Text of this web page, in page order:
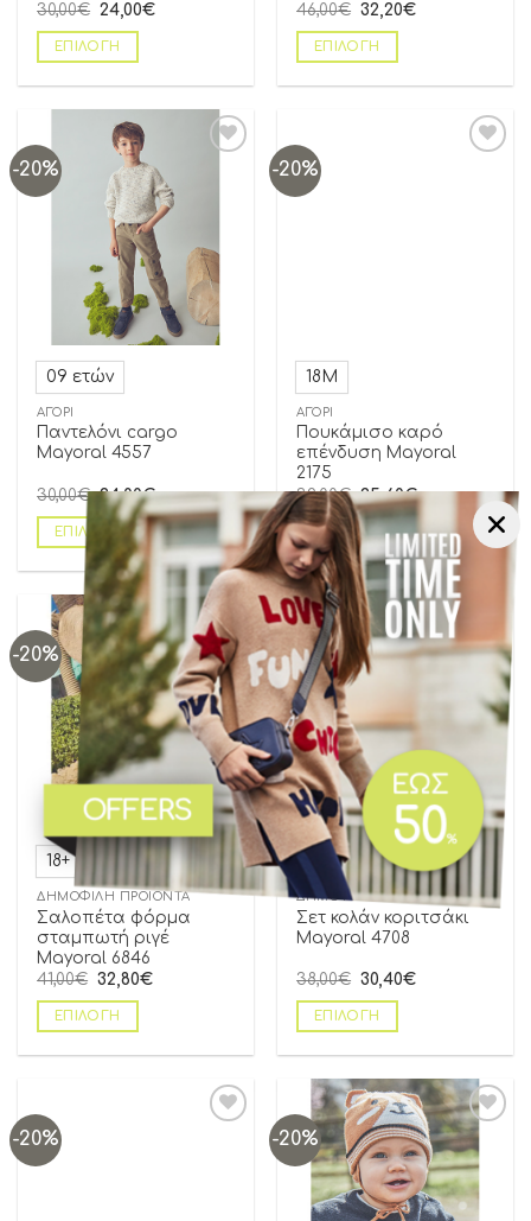
30,00€ 24,00€
ΕΠΙΛΟΓΉ
46,00€ 32,20€
ΕΠΙΛΟΓΉ
-20%
09 ετών
ΑΓΌΡΙ
Παντελόνι cargo
Mayoral 4557
30,00€ 24,00€
ΕΠΙΛΟΓΉ
-20%
18Μ
ΑΓΌΡΙ
Πουκάμισο καρό
επένδυση Mayoral
2175
32,00€ 25,60€
ΕΠΙΛΟΓΉ
-20%
Add to
wishlist
18+
ΔΗΜΟΦΙΛΗ ΠΡΟΪΟΝΤΑ
Σαλοπέτα φόρμα
σταμπωτή ριγέ
Mayoral 6846
41,00€ 32,80€
ΕΠΙΛΟΓΉ
-20%
Add to
wishlist
04 ετών
ΔΗΜΟΦΙΛΗ ΠΡΟΪΟΝΤΑ
Σετ κολάν κοριτσάκι
Mayoral 4708
38,00€ 30,40€
ΕΠΙΛΟΓΉ
-20% -20%
Add to
wishlist